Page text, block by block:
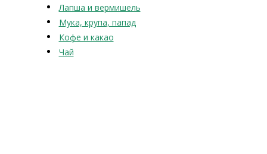
Лапша и вермишель
Мука, крупа, папад
Кофе и какао
Чай